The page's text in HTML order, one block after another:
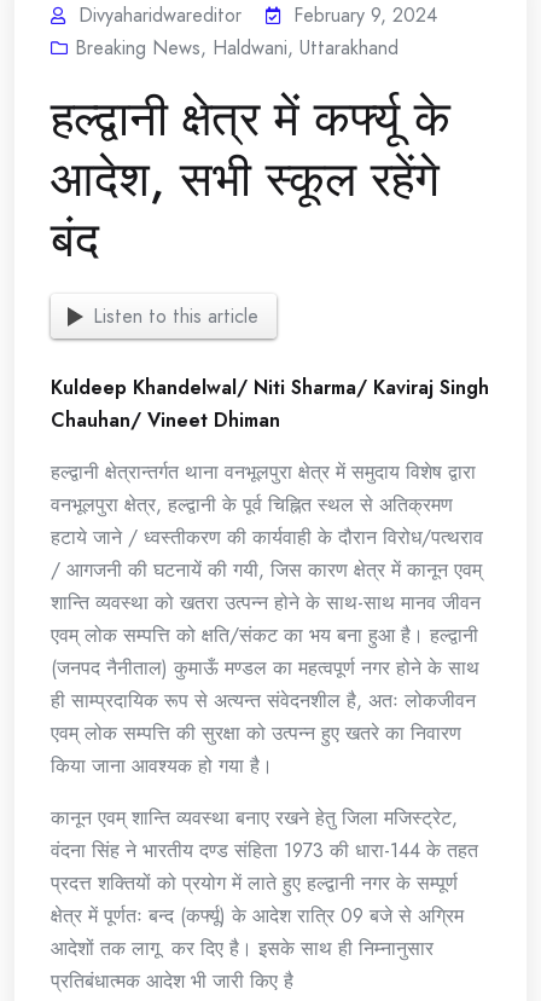
Divyaharidwareditor
February 9, 2024
Breaking News, Haldwani, Uttarakhand
हल्द्वानी क्षेत्र में कर्फ्यू के
आदेश, सभी स्कूल रहेंगे
बंद
Listen to this article
Kuldeep Khandelwal/ Niti Sharma/ Kaviraj Singh
Chauhan/ Vineet Dhiman
हल्द्वानी क्षेत्रान्तर्गत थाना वनभूलपुरा क्षेत्र में समुदाय विशेष द्वारा
वनभूलपुरा क्षेत्र, हल्द्वानी के पूर्व चिह्नित स्थल से अतिक्रमण
हटाये जाने / ध्वस्तीकरण की कार्यवाही के दौरान विरोध/पत्थराव
/ आगजनी की घटनायें की गयी, जिस कारण क्षेत्र में कानून एवम्
शान्ति व्यवस्था को खतरा उत्पन्न होने के साथ-साथ मानव जीवन
एवम् लोक सम्पत्ति को क्षति/संकट का भय बना हुआ है। हल्द्वानी
(जनपद नैनीताल) कुमाऊँ मण्डल का महत्वपूर्ण नगर होने के साथ
ही साम्प्रदायिक रूप से अत्यन्त संवेदनशील है, अतः लोकजीवन
एवम् लोक सम्पत्ति की सुरक्षा को उत्पन्न हुए खतरे का निवारण
किया जाना आवश्यक हो गया है।
कानून एवम् शान्ति व्यवस्था बनाए रखने हेतु जिला मजिस्ट्रेट,
वंदना सिंह ने भारतीय दण्ड संहिता 1973 की धारा-144 के तहत
प्रदत्त शक्तियों को प्रयोग में लाते हुए हल्द्वानी नगर के सम्पूर्ण
क्षेत्र में पूर्णतः बन्द (कर्फ्यू) के आदेश रात्रि 09 बजे से अग्रिम
आदेशों तक लागू कर दिए है। इसके साथ ही निम्नानुसार
प्रतिबंधात्मक आदेश भी जारी किए है